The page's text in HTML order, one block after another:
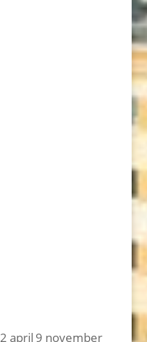
april 9 november